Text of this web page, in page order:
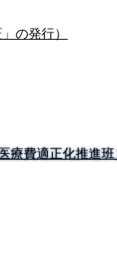
の発行）
療費適正化推進